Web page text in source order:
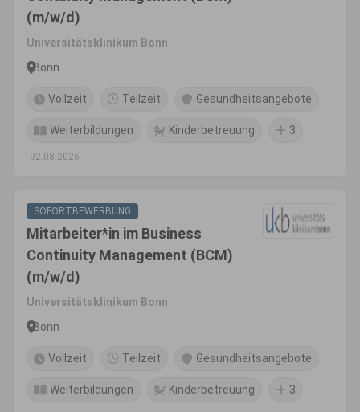
(m/w/d)
Universitätsklinikum Bonn
Bonn
Vollzeit Teilzeit Gesundheitsangebote
Weiterbildungen Kinderbetreuung 3
02.08.2026
SOFORTBEWERBUNG
Mitarbeiter*in im Business
Continuity Management (BCM)
(m/w/d)
Universitätsklinikum Bonn
Bonn
Vollzeit Teilzeit Gesundheitsangebote
Weiterbildungen Kinderbetreuung 3